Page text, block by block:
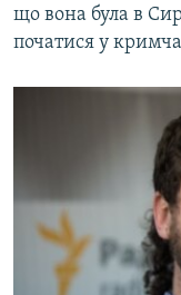
що вона була в
початися у